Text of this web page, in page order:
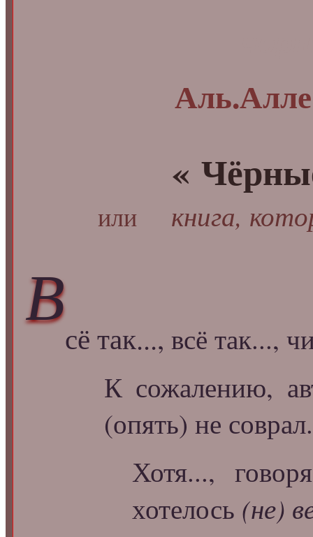
«
или книга,
В
сё так..., всё так...,
К сожалению,
(опять) не соврал.
Хотя...,
хотелось (не)